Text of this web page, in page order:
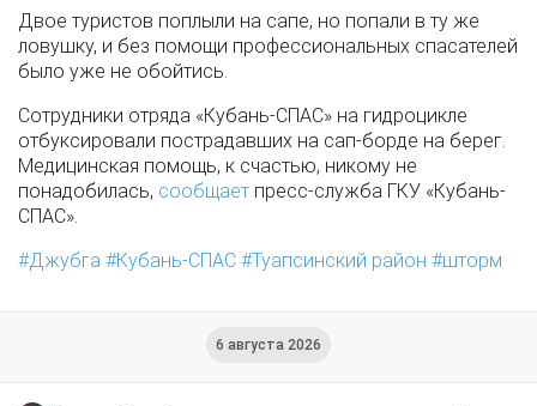
Двое туристов поплыли на сапе, но попали в ту же
ловушку, и без помощи профессиональных спасателей
было уже не обойтись.
Сотрудники отряда «Кубань-СПАС» на гидроцикле
отбуксировали пострадавших на сап-борде на берег.
Медицинская помощь, к счастью, никому не
понадобилась, сообщает пресс-служба ГКУ «Кубань-
СПАС».
Джубга
Кубань-СПАС Туапсинский район шторм
6 августа 2026